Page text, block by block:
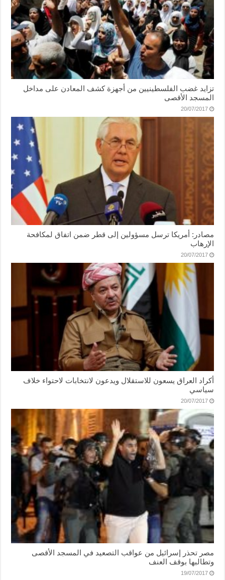
تزايد غضب الفلسطينيين من أجهزة كشف المعادن على مداخل
المسجد الأقصى
20/07/2017
مصادر: أمريكا ترسل مسؤولين إلى قطر ضمن اتفاق لمكافحة
الإرهاب
20/07/2017
أكراد العراق يسعون للاستقلال ويدعون لانتخابات لاحتواء خلاف
سياسي
20/07/2017
مصر تحذر إسرائيل من عواقب التصعيد في المسجد الأقصى
وتطالبها بوقف العنف
19/07/2017